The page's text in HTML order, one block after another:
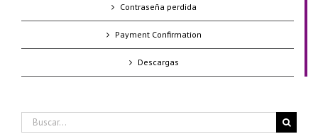
Contraseña perdida
Payment Confirmation
Descargas
Buscar: